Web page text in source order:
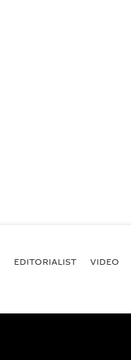
EDITORIALIST VIDEO